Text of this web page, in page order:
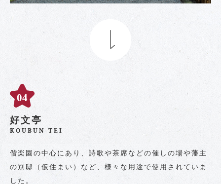
好文亭
KOUBUN-TEI
偕楽園の中心にあり、詩歌や茶席などの催しの場や藩主
の別邸（仮住まい）など、様々な用途で使用されていま
した。